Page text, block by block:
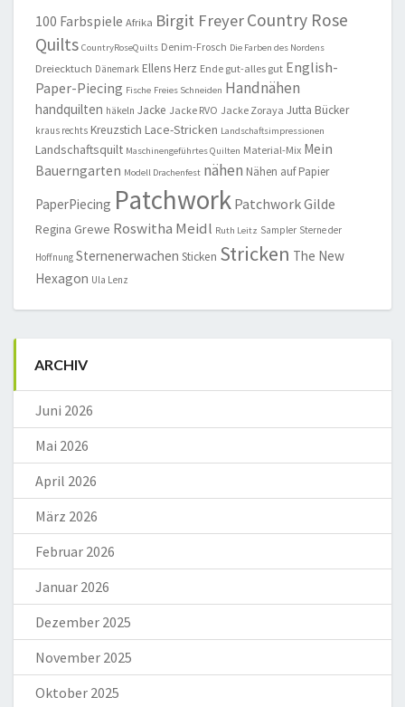
100 Farbspiele Afrika Birgit FreyerCountry Rose
Quilts CountryRoseQuilts Denim-Frosch Die Farben des Nordens
Dreiecktuch Dänemark Ellens Herz Ende gut-alles gut English-
Paper-Piecing Fische Freies Schneiden Handnähen
handquilten häkeln Jacke Jacke RVO Jacke Zoraya Jutta Bücker
kraus rechts Kreuzstich Lace-Stricken Landschaftsimpressionen
Landschaftsquilt Maschinengeführtes Quilten Material-Mix Mein
Bauerngarten Modell Drachenfest nähen Nähen auf Papier
PaperPiecing Patchwork Patchwork Gilde
Regina Grewe Roswitha Meidl Ruth Leitz Sampler Sterne der
Hoffnung Sternenerwachen Sticken Stricken The New
Hexagon Ula Lenz
ARCHIV
Juni 2026
Mai 2026
April 2026
März 2026
Februar 2026
Januar 2026
Dezember 2025
November 2025
Oktober 2025